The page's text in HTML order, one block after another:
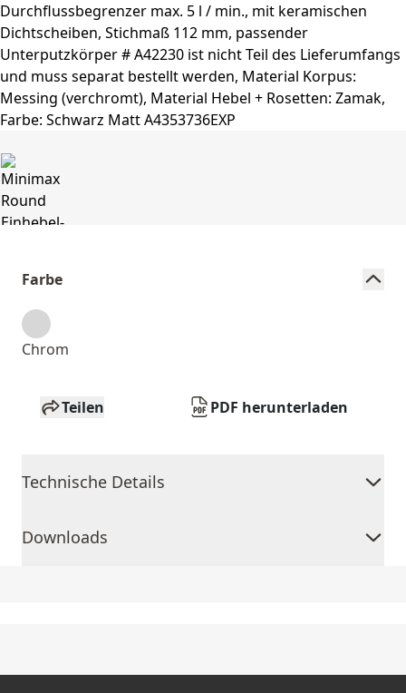
Farbe
Chrom
Teilen PDF herunterladen
Technische Details
Downloads